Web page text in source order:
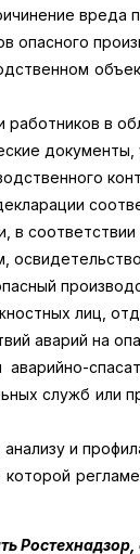
вреда
опасного
в
в
лиц,
аварий на
служб или
и